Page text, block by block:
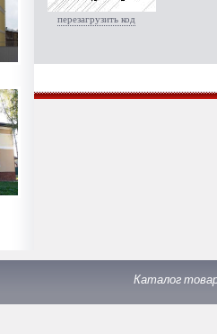
перезагрузить код
Каталог